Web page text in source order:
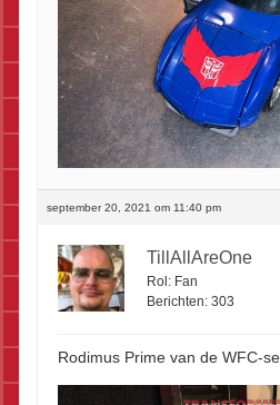
september 20, 2021 om 11:40 pm
TillAllAreOne
Rol: Fan
Berichten: 303
Rodimus Prime van de WFC-